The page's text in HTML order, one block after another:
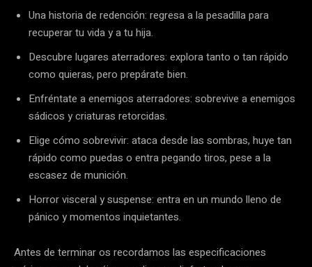
Una historia de redención: regresa a la pesadilla para
recuperar tu vida y a tu hija.
Descubre lugares aterradores: explora tanto o tan rápido
como quieras, pero prepárate bien.
Enfréntate a enemigos aterradores: sobrevive a enemigos
sádicos y criaturas retorcidas.
Elige cómo sobrevivir: ataca desde las sombras, huye tan
rápido como puedas o entra pegando tiros, pese a la
escasez de munición.
Horror visceral y suspense: entra en un mundo lleno de
pánico y momentos inquietantes.
Antes de terminar os recordamos las especificaciones